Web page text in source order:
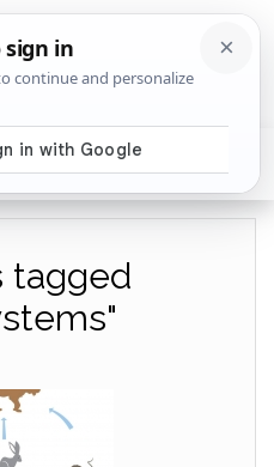
tagged